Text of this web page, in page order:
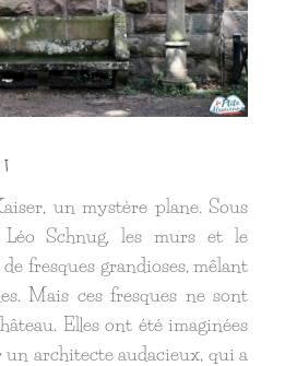
un mystère plane. Sous
Schnug, les murs et le
fresques grandioses, mêlant
Mais ces fresques ne sont
Elles ont été imaginées
architecte audacieux, qui a